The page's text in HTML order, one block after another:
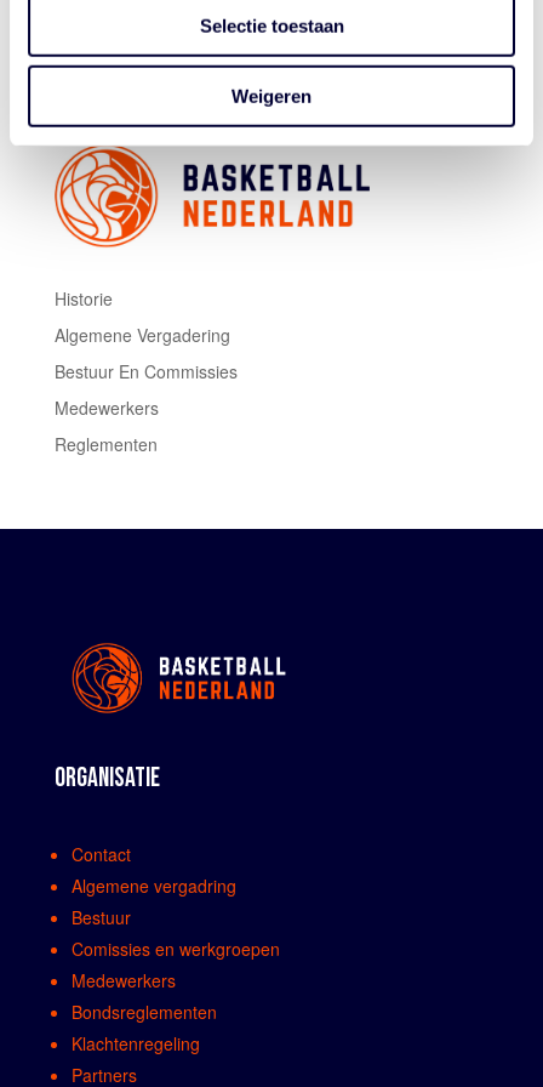
Selectie toestaan
Weigeren
onderzoeker Özgür Kilic per mail (o.kilic@amc.nl) of via
Historie
Algemene Vergadering
Bestuur En Commissies
Medewerkers
Reglementen
ORGANISATIE
Contact
Algemene vergadring
Bestuur
Comissies en werkgroepen
Medewerkers
Bondsreglementen
Klachtenregeling
Partners